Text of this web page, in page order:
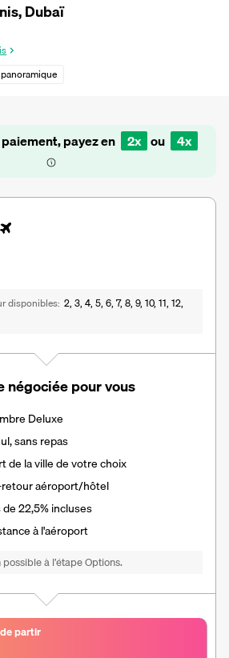
Dubaï
payez en 2x ou 4x
disponibles 2, 3, 4, 5, 6, 7, 8, 9, 10, 11, 12,
négociée pour vous
Deluxe
sans repas
de la ville de votre choix
aéroport/hôtel
22,5%incluses
à l'aéroport
à l’étape Options.
partir